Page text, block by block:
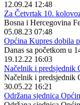
12.09.24 12:48
Za Četvrtak 10.
Bosna i Hercegovina
05.08.23 07:48
Općina Kupres dobila
Danas sa početkom u
19.12.22 16:03
Načelnik i predsjednik
Načelnik i predsjednik
30.05.22 16:21
Održana sjednica